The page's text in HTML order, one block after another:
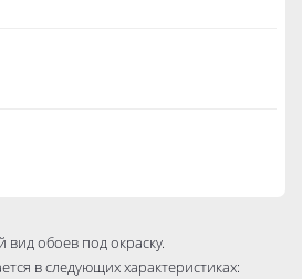
обоев под окраску.
в следующих характеристиках: